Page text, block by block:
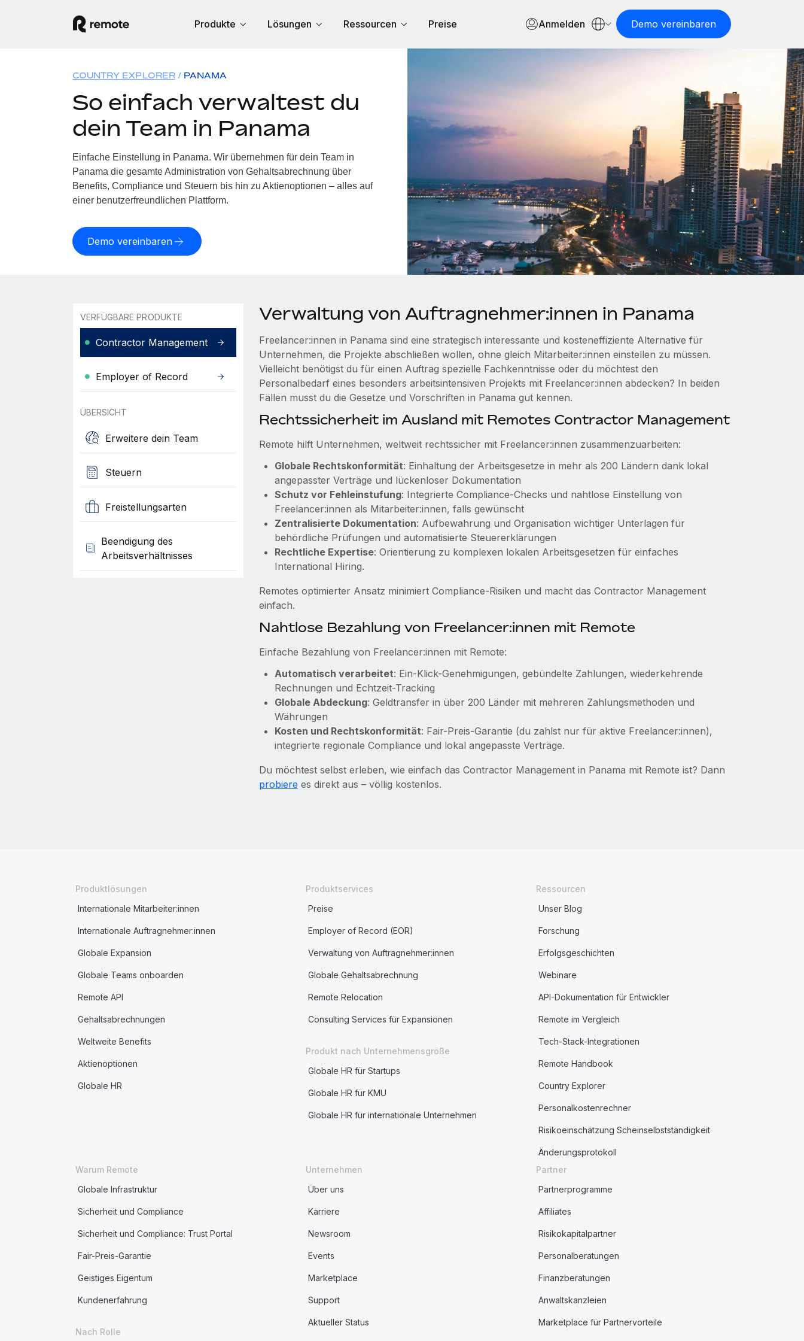
Produkte Lösungen Ressourcen Preise Anmelden Demo vereinbaren
COUNTRY EXPLORER PANAMA
So einfach verwaltest du
dein Team in Panama
Einfache Einstellung in Panama. Wir übernehmen für dein Team in
Panama die gesamte Administration von Gehaltsabrechnung über
Benefits, Compliance und Steuern bis hin zu Aktienoptionen – alles auf
einer benutzerfreundlichen Plattform.
Demo vereinbaren
VERFÜGBARE PRODUKTE
Contractor Management
Employer of Record
ÜBERSICHT
Erweitere dein Team
Steuern
Freistellungsarten
Beendigung des
Arbeitsverhältnisses
Verwaltung von Auftragnehmer:innen in Panama
Freelancer:innen in Panama sind eine strategisch interessante und kosteneffiziente Alternative für
Unternehmen, die Projekte abschließen wollen, ohne gleich Mitarbeiter:innen einstellen zu müssen.
Vielleicht benötigst du für einen Auftrag spezielle Fachkenntnisse oder du möchtest den
Personalbedarf eines besonders arbeitsintensiven Projekts mit Freelancer:innen abdecken? In beiden
Fällen musst du die Gesetze und Vorschriften in Panama gut kennen.
Rechtssicherheit im Ausland mit Remotes Contractor Management
Remote hilft Unternehmen, weltweit rechtssicher mit Freelancer:innen zusammenzuarbeiten:
Globale Rechtskonformität: Einhaltung der Arbeitsgesetze in mehr als 200 Ländern dank lokal
angepasster Verträge und lückenloser Dokumentation
Schutz vor Fehleinstufung: Integrierte Compliance-Checks und nahtlose Einstellung von
Freelancer:innen als Mitarbeiter:innen, falls gewünscht
Zentralisierte Dokumentation: Aufbewahrung und Organisation wichtiger Unterlagen für
behördliche Prüfungen und automatisierte Steuererklärungen
Rechtliche Expertise: Orientierung zu komplexen lokalen Arbeitsgesetzen für einfaches
International Hiring.
Remotes optimierter Ansatz minimiert Compliance-Risiken und macht das Contractor Management
einfach.
Nahtlose Bezahlung von Freelancer:innen mit Remote
Einfache Bezahlung von Freelancer:innen mit Remote:
Automatisch verarbeitet: Ein-Klick-Genehmigungen, gebündelte Zahlungen, wiederkehrende
Rechnungen und Echtzeit-Tracking
Globale Abdeckung: Geldtransfer in über 200 Länder mit mehreren Zahlungsmethoden und
Währungen
Kosten und Rechtskonformität: Fair-Preis-Garantie (du zahlst nur für aktive Freelancer:innen),
integrierte regionale Compliance und lokal angepasste Verträge.
Du möchtest selbst erleben, wie einfach das Contractor Management in Panama mit Remote ist? Dann
probiere es direkt aus – völlig kostenlos.
Produktlösungen
Internationale Mitarbeiter:innen
Internationale Auftragnehmer:innen
Globale Expansion
Globale Teams onboarden
Remote API
Gehaltsabrechnungen
Weltweite Benefits
Aktienoptionen
Globale HR
Produktservices
Preise
Employer of Record (EOR)
Verwaltung von Auftragnehmer:innen
Globale Gehaltsabrechnung
Remote Relocation
Consulting Services für Expansionen
Produkt nach Unternehmensgröße
Globale HR für Startups
Globale HR für KMU
Globale HR für internationale Unternehmen
Ressourcen
Unser Blog
Forschung
Erfolgsgeschichten
Webinare
API-Dokumentation für Entwickler
Remote im Vergleich
Tech-Stack-Integrationen
Remote Handbook
Country Explorer
Personalkostenrechner
Risikoeinschätzung Scheinselbstständigkeit
Änderungsprotokoll
Warum Remote
Globale Infrastruktur
Sicherheit und Compliance
Sicherheit und Compliance: Trust Portal
Fair-Preis-Garantie
Geistiges Eigentum
Kundenerfahrung
Nach Rolle
Unternehmen
Über uns
Karriere
Newsroom
Events
Marketplace
Support
Aktueller Status
Partner
Partnerprogramme
Affiliates
Risikokapitalpartner
Personalberatungen
Finanzberatungen
Anwaltskanzleien
Marketplace für Partnervorteile